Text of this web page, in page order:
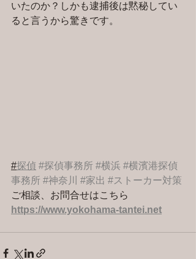
いたのか？しかも逮捕後は黙秘してい
ると言うから驚きです。
#探偵 #探偵事務所 #横浜 #横濱港探偵
事務所 #神奈川 #家出 #ストーカー対策
ご相談、お問合せはこちら
https://www.yokohama-tantei.net